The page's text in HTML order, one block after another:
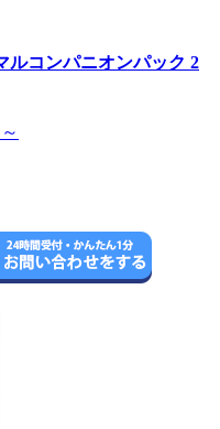
ルコンパニオンパック 2